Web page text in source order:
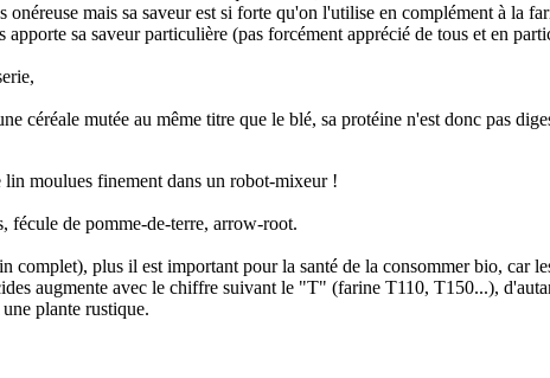
mais sa saveur est si forte qu'on l'utilise en complément à la
sa saveur particulière (pas forcément apprécié de tous et en
céréale mutée au même titre que le blé, sa protéine n'est donc pas
lin moulues finement dans un robot-mixeur !
fécule de pomme-de-terre, arrow-root.
plus il est important pour la santé de la consommer bio, car
augmente avec le chiffre suivant le "T" (farine T110, T150...),
plante rustique.